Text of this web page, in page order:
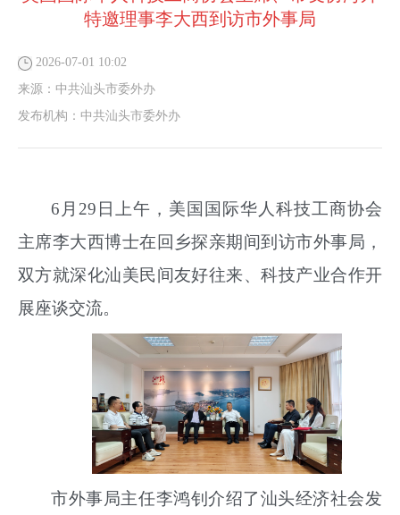
特邀理事李大西到访市外事局
2026-07-01 10:02
来源： 中共汕头市委外办
发布机构： 中共汕头市委外办
6月29日上午，美国国际华人科技工商协会
主席李大西博士在回乡探亲期间到访市外事局，
双方就深化汕美民间友好往来、科技产业合作开
展座谈交流。
市外事局主任李鸿钊介绍了汕头经济社会发